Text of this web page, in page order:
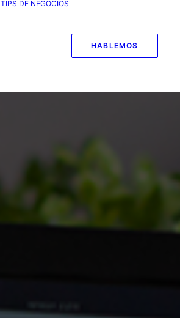
TIPS DE NEGOCIOS
HABLEMOS